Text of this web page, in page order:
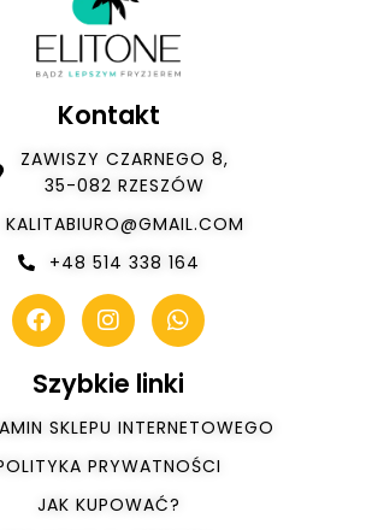
Kontakt
ZAWISZY CZARNEGO 8,
35-082 RZESZÓW
KALITABIURO@GMAIL.COM
+48 514 338 164
Szybkie linki
SKLEPU INTERNETOWEGO
PRYWATNOŚCI
JAK KUPOWAĆ?